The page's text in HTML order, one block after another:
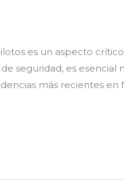
es un aspecto
seguridad, es esencial
más recientes